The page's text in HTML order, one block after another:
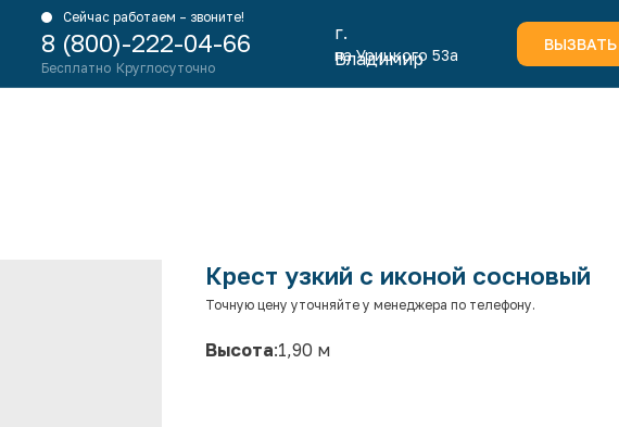
8 (800)-222-04-66
Бесплатно Круглосуточно
Сейчас работаем – звоните!
г.
Владимир
на Урицкого 53а
Крест узкий с иконой сосновый
Точную цену уточняйте у менеджера по телефону.
Высота:1,90 м